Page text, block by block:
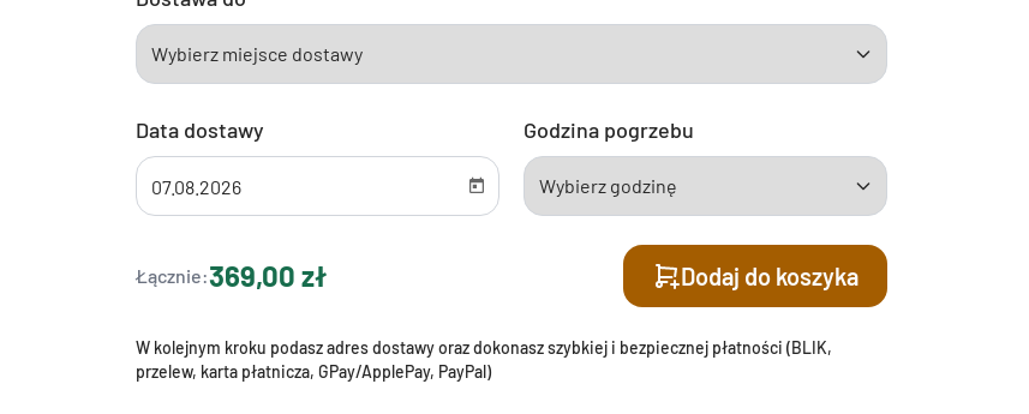
Data dostawy Godzina pogrzebu
Łącznie:369,00 zł Dodaj do koszyka
W kolejnym kroku podasz adres dostawy oraz dokonasz szybkiej i bezpiecznej płatności (BLIK,
przelew, karta płatnicza, GPay/ApplePay, PayPal)